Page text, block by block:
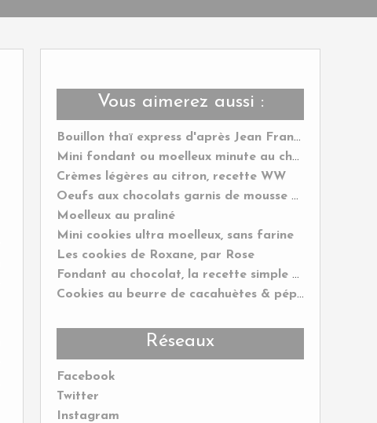
Vous aimerez aussi :
Bouillon thaï express d'après Jean François Piège
Mini fondant ou moelleux minute au chocolat
Crèmes légères au citron, recette WW
Oeufs aux chocolats garnis de mousse pour Pâques
Moelleux au praliné
Mini cookies ultra moelleux, sans farine
Les cookies de Roxane, par Rose
Fondant au chocolat, la recette simple et rapide
Cookies au beurre de cacahuètes & pépites de chocolat
Réseaux
Facebook
Twitter
Instagram